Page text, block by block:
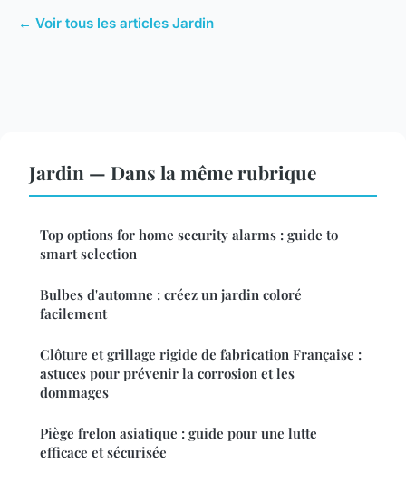
← Voir tous les articles Jardin
Jardin — Dans la même rubrique
Top options for home security alarms : guide to
smart selection
Bulbes d'automne : créez un jardin coloré
facilement
Clôture et grillage rigide de fabrication Française :
astuces pour prévenir la corrosion et les
dommages
Piège frelon asiatique : guide pour une lutte
efficace et sécurisée